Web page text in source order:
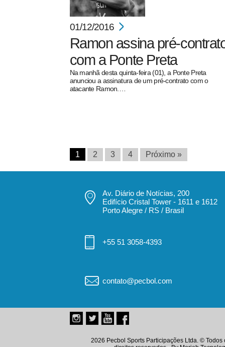
01/12/2016
Ramon assina pré-
com a Ponte Preta
Na manhã desta quinta-feira (01), a Ponte Preta
anunciou a assinatura de um pré-contrato com o
atacante Ramon.…
1 2 3 4 Próximo »
Av. Diário de Notícias, 200
Edifício Cristal Tower - 1611 e 1612
Porto Alegre / RS / Brasil
+55 51 3058-4393
contato@pecbol.com
2026 Pecbol Sports Participações Ltda. © Todos